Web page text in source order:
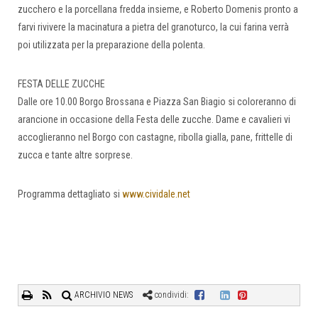
zucchero e la porcellana fredda insieme, e Roberto Domenis pronto a
farvi rivivere la macinatura a pietra del granoturco, la cui farina verrà
poi utilizzata per la preparazione della polenta.
FESTA DELLE ZUCCHE
Dalle ore 10.00 Borgo Brossana e Piazza San Biagio si coloreranno di
arancione in occasione della Festa delle zucche. Dame e cavalieri vi
accoglieranno nel Borgo con castagne, ribolla gialla, pane, frittelle di
zucca e tante altre sorprese.
Programma dettagliato si www.cividale.net
ARCHIVIO NEWS condividi: